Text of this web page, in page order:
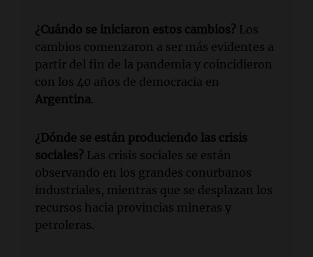
¿Cuándo se iniciaron estos cambios? Los
cambios comenzaron a ser más evidentes a
partir del fin de la pandemia y coincidieron
con los 40 años de democracia en
Argentina.
¿Dónde se están produciendo las crisis
sociales? Las crisis sociales se están
observando en los grandes conurbanos
industriales, mientras que se desplazan los
recursos hacia provincias mineras y
petroleras.